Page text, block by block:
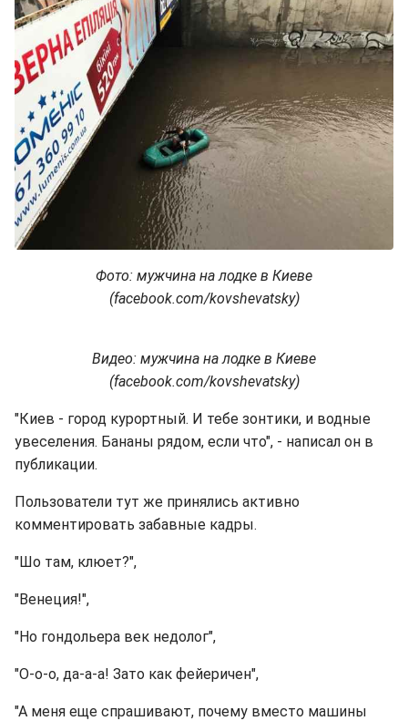
Фото: мужчина на лодке в Киеве
(facebook.com/kovshevatsky)
Видео: мужчина на лодке в Киеве
(facebook.com/kovshevatsky)
"Киев - город курортный. И тебе зонтики, и водные
увеселения. Бананы рядом, если что", - написал он в
публикации.
Пользователи тут же принялись активно
комментировать забавные кадры.
"Шо там, клюет?",
"Венеция!",
"Но гондольера век недолог",
"О-о-о, да-а-а! Зато как фейеричен",
"А меня еще спрашивают, почему вместо машины